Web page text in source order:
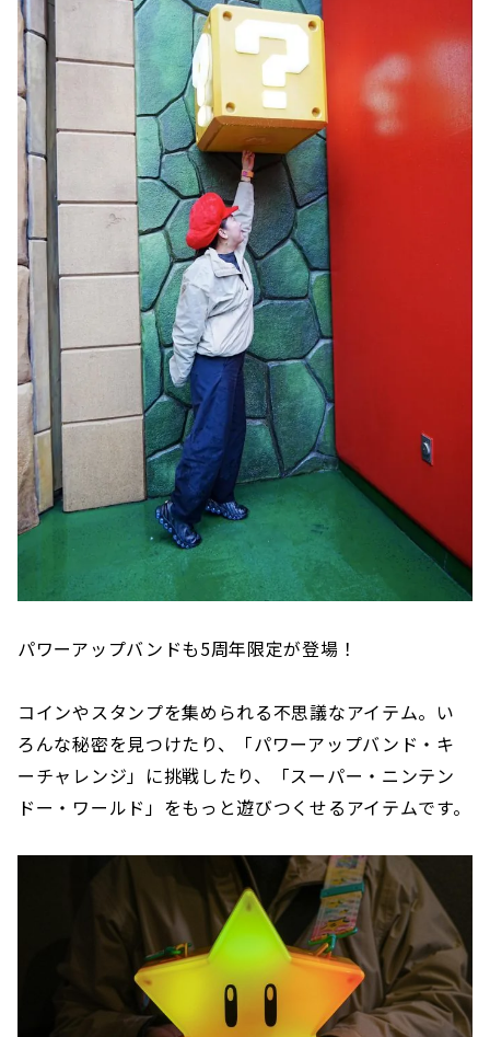
パワーアップバンドも5周年限定が登場！
コインやスタンプを集められる不思議なアイテム。い
ろんな秘密を見つけたり、「パワーアップバンド・キ
ーチャレンジ」に挑戦したり、「スーパー・ニンテン
ドー・ワールド」をもっと遊びつくせるアイテムです。